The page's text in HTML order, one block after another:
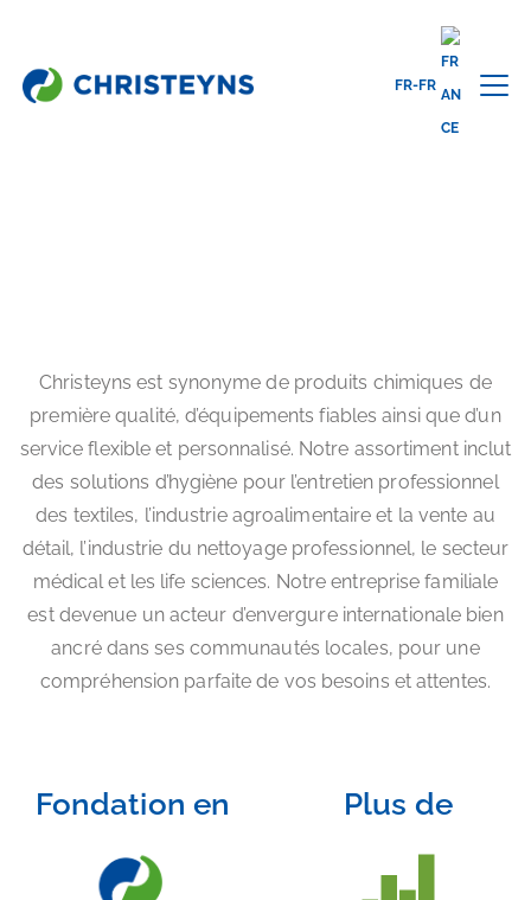
FR-FR
Home
Christeyns est synonyme de produits chimiques de
première qualité, d’équipements fiables ainsi que d’un
service flexible et personnalisé. Notre assortiment inclut
des solutions d’hygiène pour l’entretien professionnel
des textiles, l’industrie agroalimentaire et la vente au
détail, l’industrie du nettoyage professionnel, le secteur
médical et les life sciences. Notre entreprise familiale
est devenue un acteur d’envergure internationale bien
ancré dans ses communautés locales, pour une
compréhension parfaite de vos besoins et attentes.
Fondation en Plus de